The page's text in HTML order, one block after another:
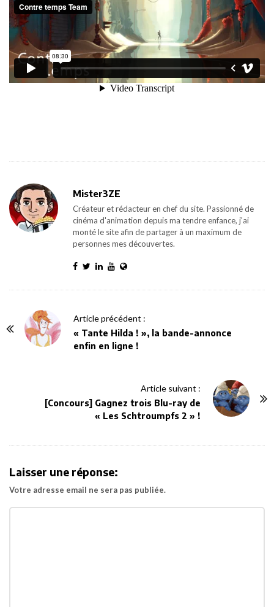
Mister3ZE
Créateur et rédacteur en chef du site. Passionné de
cinéma d'animation depuis ma tendre enfance, j'ai
monté le site afin de partager à un maximum de
personnes mes découvertes.
Article précédent :
« Tante Hilda ! », la bande-annonce
enfin en ligne !
Article suivant :
[Concours] Gagnez trois Blu-ray de
« Les Schtroumpfs 2 » !
Laisser une réponse:
Votre adresse email ne sera pas publiée.